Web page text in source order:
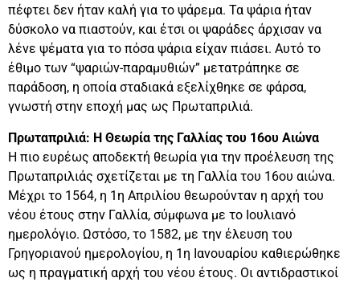
πέφτει δεν ήταν καλή για το ψάρεμα. Τα ψάρια ήταν
δύσκολο να πιαστούν, και έτσι οι ψαράδες άρχισαν να
λένε ψέματα για το πόσα ψάρια είχαν πιάσει. Αυτό το
έθιμο των “ψαριών-παραμυθιών” μετατράπηκε σε
παράδοση, η οποία σταδιακά εξελίχθηκε σε φάρσα,
γνωστή στην εποχή μας ως Πρωταπριλιά.
Πρωταπριλιά: Η Θεωρία της Γαλλίας του 16ου Αιώνα
Η πιο ευρέως αποδεκτή θεωρία για την προέλευση της
Πρωταπριλιάς σχετίζεται με τη Γαλλία του 16ου αιώνα.
Μέχρι το 1564, η 1η Απριλίου θεωρούνταν η αρχή του
νέου έτους στην Γαλλία, σύμφωνα με το Ιουλιανό
ημερολόγιο. Ωστόσο, το 1582, με την έλευση του
Γρηγοριανού ημερολογίου, η 1η Ιανουαρίου καθιερώθηκε
ως η πραγματική αρχή του νέου έτους. Οι αντιδραστικοί